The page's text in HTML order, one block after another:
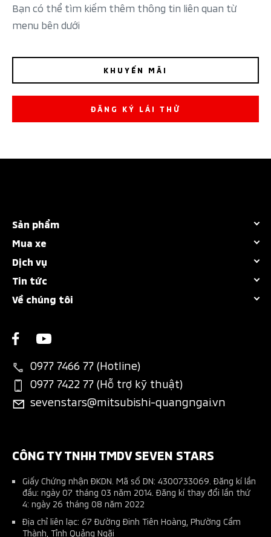
Bạn có thể tìm kiếm thêm thông tin liên quan từ
menu bên dưới
KHUYẾN MÃI
ĐĂNG KÝ LÁI THỬ
Sản phẩm
Tất cả dòng xe
Destinator
Attrage
New Xpander
New Xpander Cross
All-New Triton
Pajero Sport
Mua xe
Bảng giá
Chương trình trả góp MAF
Đăng ký lái thử
Phụ kiện chính hãng
Thu xe cũ đổi xe mới
Dịch vụ
Chính sách bảo hành
Bảo dưỡng nhanh
Các hạng mục bảo dưỡng
Đặt lịch dịch vụ
Ứng dụng Mitsubishi Connect+
Tin tức
Sự kiện nổi bật
Tin tuyển dụng
Về chúng tôi
Liên hệ
0977 7466 77 (Hotline)
0977 7422 77 (Hỗ trợ kỹ thuật)
sevenstars@mitsubishi-quangngai.vn
CÔNG TY TNHH TMDV SEVEN STARS
Giấy Chứng nhận ĐKDN. Mã số DN: 4300733069. Đăng kí lần
đầu: ngày 07 tháng 03 năm 2014. Đăng kí thay đổi lần thứ
4: ngày 26 tháng 08 năm 2022
Địa chỉ liên lạc: 67 Đường Đinh Tiên Hoàng, Phường Cẩm
Thành, Tỉnh Quảng Ngãi